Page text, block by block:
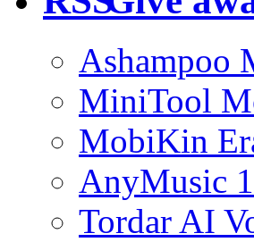
Ashampoo
MiniTool
MobiKin
AnyMusic
Tordar AI